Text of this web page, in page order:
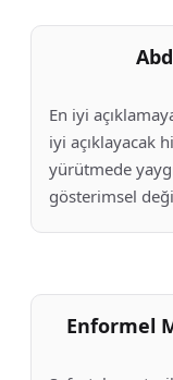
En iyi
iyi açıklayacak
yürütmede
gösterimsel
Enformel